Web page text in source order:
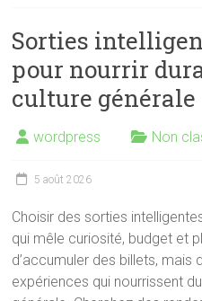
Sorties
pour nourrir
culture générale
wordpress Non
5 août 2026
Choisir des sorties
qui mêle curiosité, budget et
d’accumuler des billets, mais
expériences qui nourrissent